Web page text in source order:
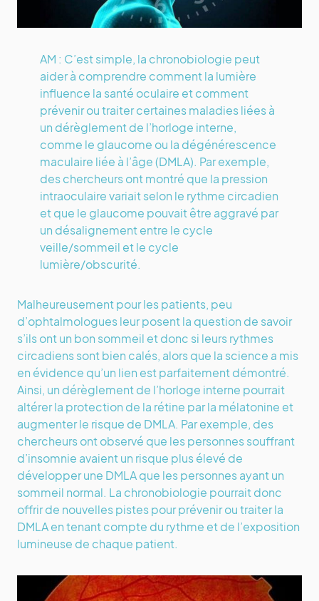
AM : C’est simple, la chronobiologie peut
aider à comprendre comment la lumière
influence la santé oculaire et comment
prévenir ou traiter certaines maladies liées à
un dérèglement de l’horloge interne,
comme le glaucome ou la dégénérescence
maculaire liée à l’âge (DMLA). Par exemple,
des chercheurs ont montré que la pression
intraoculaire variait selon le rythme circadien
et que le glaucome pouvait être aggravé par
un désalignement entre le cycle
veille/sommeil et le cycle
lumière/obscurité.
Malheureusement pour les patients, peu
d’ophtalmologues leur posent la question de savoir
s’ils ont un bon sommeil et donc si leurs rythmes
circadiens sont bien calés, alors que la science a mis
en évidence qu’un lien est parfaitement démontré.
Ainsi, un dérèglement de l’horloge interne pourrait
altérer la protection de la rétine par la mélatonine et
augmenter le risque de DMLA. Par exemple, des
chercheurs ont observé que les personnes souffrant
d’insomnie avaient un risque plus élevé de
développer une DMLA que les personnes ayant un
sommeil normal. La chronobiologie pourrait donc
offrir de nouvelles pistes pour prévenir ou traiter la
DMLA en tenant compte du rythme et de l’exposition
lumineuse de chaque patient.